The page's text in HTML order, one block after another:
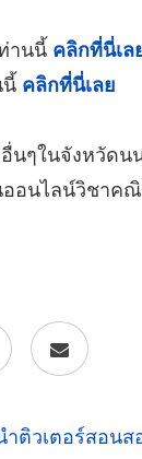
านนี้ คลิกที่นี่เล
นี้ คลิกที่นี่เลย
นๆในจังหวัดน
อนไลน์วิชาค
ำติวเตอร์สอน